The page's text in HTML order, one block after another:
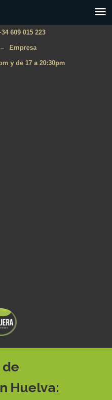
609 015 223
– Empresa
y de 17 a 20:30pm
de
Huelva: